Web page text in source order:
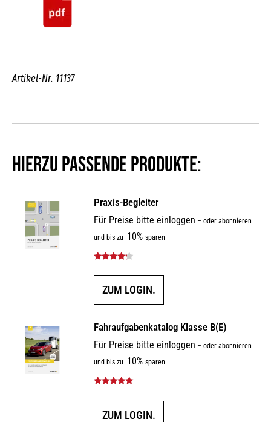
Artikel-Nr. 11137
Hierzu passende Produkte:
Praxis-Begleiter
Für Preise bitte einloggen – oder abonnieren
und bis zu 10% sparen
mit4.00
von 5
ZUM LOGIN.
Fahraufgabenkatalog Klasse B(E)
Für Preise bitte einloggen – oder abonnieren
und bis zu 10% sparen
5.00von 5
ZUM LOGIN.